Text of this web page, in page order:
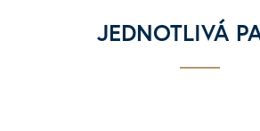
JEDNOTLIVÁ